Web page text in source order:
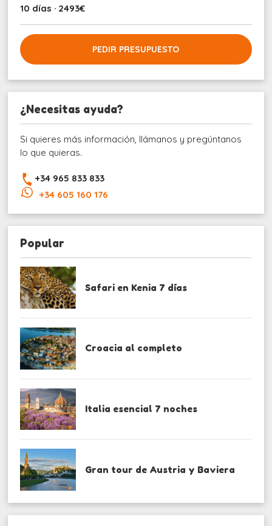
10 días · 2493€
PEDIR PRESUPUESTO
¿Necesitas ayuda?
Si quieres más información, llámanos y pregúntanos
lo que quieras.
+34 965 833 833
+34 605 160 176
Popular
Safari en Kenia 7 días
Croacia al completo
Italia esencial 7 noches
Gran tour de Austria y Baviera